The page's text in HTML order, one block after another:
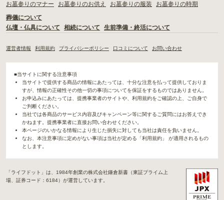
お墓参りのマナー
お墓参りのお供え お墓参りの服装
お墓参りの時期
葬儀について
仏壇・仏具について
相続について 生前準備・終活について
運営者情報 利用規約 プライバシーポリシー 口コミについて お問い合わせ
■当サイトに関する注意事項
当サイトで提供する商品の情報にあたっては、十分な注意を払って提供しておりま
すが、情報の正確性その他一切の事項についてを保証をするものではありません。
お申込みにあたっては、提携事業者のサイトや、利用規約をご確認の上、ご自身で
ご判断ください。
当社では各商品のサービス内容及びキャンペーン等に関するご質問にはお答えでき
かねます。提携事業者に直接お問い合わせください。
本ページのいかなる情報により生じた損失に対しても当社は責任を負いません。
なお、本注意事項に定めがない事項は当社が定める「利用規約」 が適用されるもの
とします。
「ライフドット」は、1984年創業の株式会社鎌倉新書（東証プライム上
場、証券コード：6184）が運営しています。